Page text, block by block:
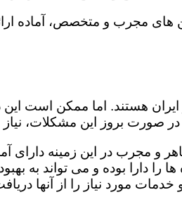
های مجرب و متخصص، آماده
هستند. اما ممکن است
صورت بروز این مشکلات، نیاز
و مجرب در این زمینه دارای
دارا بوده و می تواند به
مورد نیاز را از آنها